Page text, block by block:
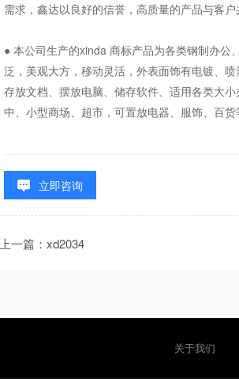
需求，鑫达以良好的信誉，高质量的产品与客
● 本公司生产的xinda 商标产品为各类钢制办
泛，美观大方，移动灵活，外表面饰有电镀、
存放文档、摆放电脑、储存软件、适用各类大
中、小型商场、超市，可置放电器、服饰、百
立即咨询
上一篇：xd2034
关于我们